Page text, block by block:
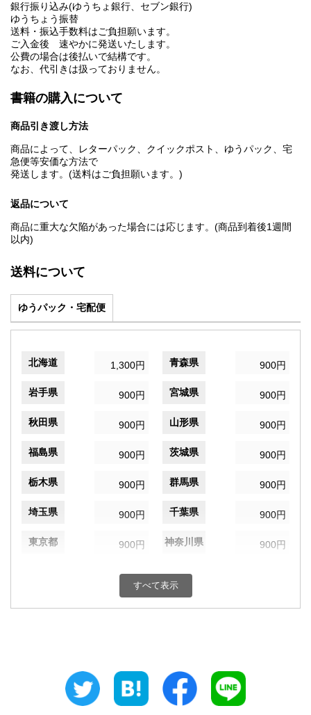
銀行振り込み(ゆうちょ銀行、セブン銀行)
ゆうちょう振替
送料・振込手数料はご負担願います。
ご入金後 速やかに発送いたします。
公費の場合は後払いで結構です。
なお、代引きは扱っておりません。
書籍の購入について
商品引き渡し方法
商品によって、レターパック、クイックポスト、ゆうパック、宅
急便等安価な方法で
発送します。(送料はご負担願います。)
返品について
商品に重大な欠陥があった場合には応じます。(商品到着後1週間
以内)
送料について
ゆうパック・宅配便
北海道 1,300円 青森県 900円
岩手県 900円 宮城県 900円
秋田県 900円 山形県 900円
福島県 900円 茨城県 900円
栃木県 900円 群馬県 900円
埼玉県 900円 千葉県 900円
東京都 900円 神奈川県 900円
850円 富山県
900円 三重県
すべて表示